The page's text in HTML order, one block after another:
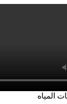
المياه